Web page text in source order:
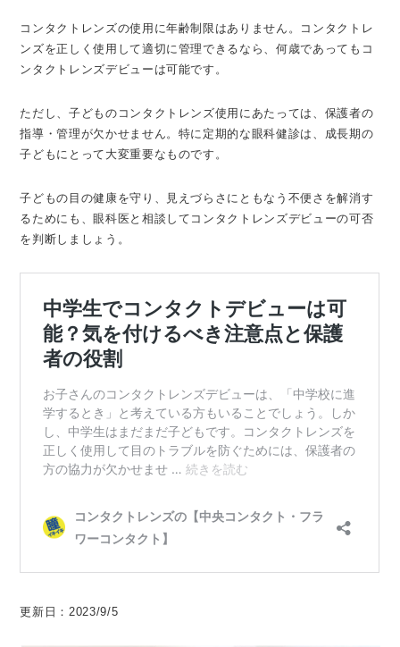
コンタクトレンズの使用に年齢制限はありません。コンタクトレ
ンズを正しく使用して適切に管理できるなら、何歳であってもコ
ンタクトレンズデビューは可能です。
ただし、子どものコンタクトレンズ使用にあたっては、保護者の
指導・管理が欠かせません。特に定期的な眼科健診は、成長期の
子どもにとって大変重要なものです。
子どもの目の健康を守り、見えづらさにともなう不便さを解消す
るためにも、眼科医と相談してコンタクトレンズデビューの可否
を判断しましょう。
更新日：2023/9/5